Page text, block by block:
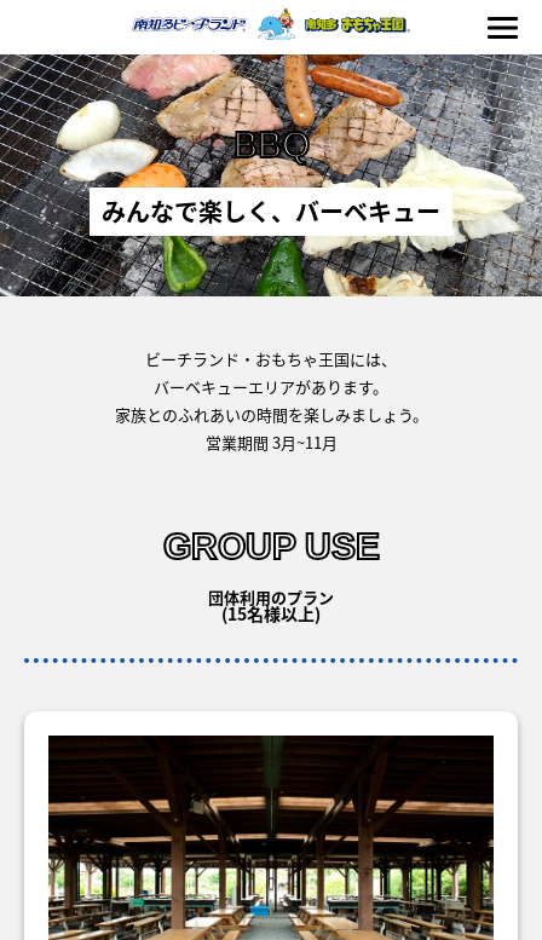
ふれあい
イベント
海の生きもの
おもちゃ王国
バーベキュー予約
よくある質問
BBQ
みんなで楽しく、バーベキュー
ビーチランド・おもちゃ王国には、
バーベキューエリアがあります。
家族とのふれあいの時間を楽しみましょう。
営業期間 3月~11月
GROUP USE
団体利用のプラン
(15名様以上)